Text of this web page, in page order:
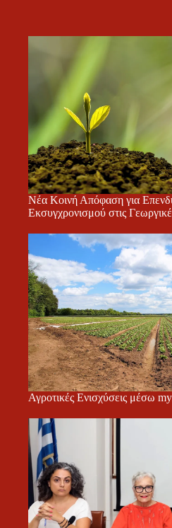
Νέα Κοινή Απόφαση για
Εκσυγχρονισμού στις
Αγροτικές Ενισχύσεις μέσω